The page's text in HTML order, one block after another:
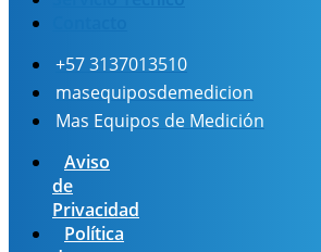
+57 3137013510
masequiposdemedicion
Mas Equipos de Medición
Aviso
de
Privacidad
Política